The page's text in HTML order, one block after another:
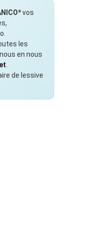
vos
les
en nous
de lessive